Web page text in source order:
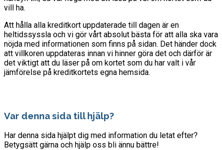
vill ha.
Att hålla alla kreditkort uppdaterade till dagen är en
heltidssyssla och vi gör vårt absolut bästa för att alla ska vara
nöjda med informationen som finns på sidan. Det händer dock
att villkoren uppdateras innan vi hinner göra det och därför är
det viktigt att du läser på om kortet som du har valt i vår
jämförelse på kreditkortets egna hemsida.
Var denna sida till hjälp?
Har denna sida hjälpt dig med information du letat efter?
Betygsätt gärna och hjälp oss bli ännu bättre!